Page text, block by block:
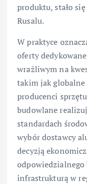
produktu, stało
Rusalu.
W praktyce
oferty
wrażliwym na
takim jak
producenci
budowlane
standardach
wybór dostawcy
decyzją
odpowiedzialnego
infrastrukturą w